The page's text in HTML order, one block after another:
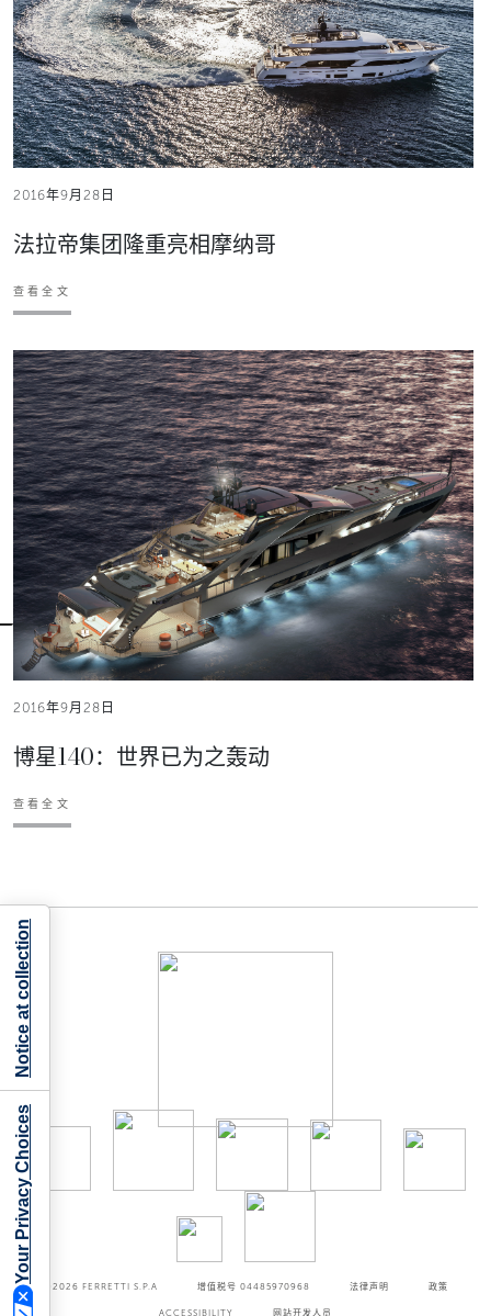
2016年9月28日
法拉帝集团隆重亮相摩纳哥
查看全文
2016年9月28日
博星140：世界已为之轰动
查看全文
©2026 FERRETTI S.P.A 增值税号 04485970968 法律声明 政策
ACCESSIBILITY 网站开发人员
Your Privacy Choices
Notice at collection